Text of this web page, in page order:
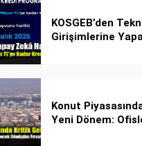
KOSGEB’den
Girişimlerine
Konut
Yeni Dönem: